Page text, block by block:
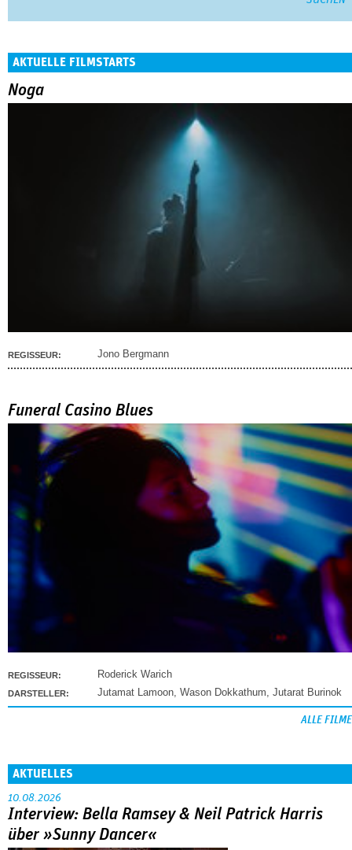
AKTUELLE FILMSTARTS
Noga
REGISSEUR: Jono Bergmann
Funeral Casino Blues
REGISSEUR: Roderick Warich
DARSTELLER: Jutamat Lamoon, Wason Dokkathum, Jutarat Burinok
ALLE FILME
AKTUELLES
10.08.2026
Interview: Bella Ramsey & Neil Patrick Harris
über »Sunny Dancer«